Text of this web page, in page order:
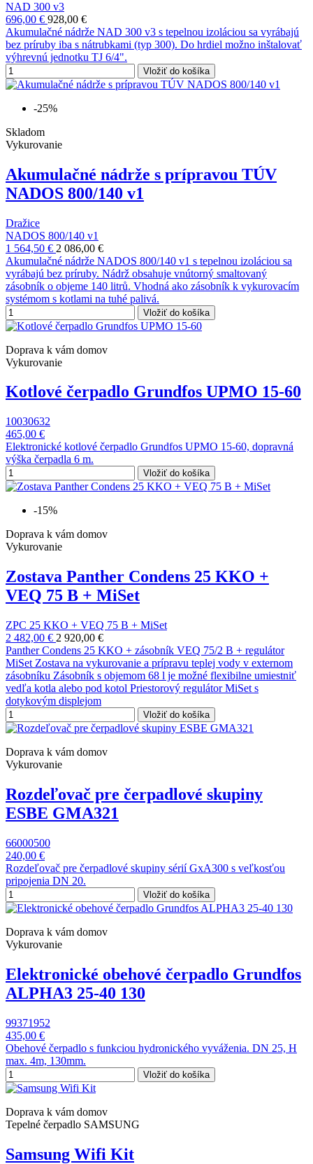
NAD 300 v3
696,00 € 928,00 €
Akumulačné nádrže NAD 300 v3 s tepelnou izoláciou sa vyrábajú
bez príruby iba s nátrubkami (typ 300). Do hrdiel možno inštalovať
výhrevnú jednotku TJ 6/4".
Vložiť do košíka
-25%
Skladom
Vykurovanie
Akumulačné nádrže s prípravou TÚV
NADOS 800/140 v1
Dražice
NADOS 800/140 v1
1 564,50 € 2 086,00 €
Akumulačné nádrže NADOS 800/140 v1 s tepelnou izoláciou sa
vyrábajú bez príruby. Nádrž obsahuje vnútorný smaltovaný
zásobník o objeme 140 litrů. Vhodná ako zásobník k vykurovacím
systémom s kotlami na tuhé palivá.
Vložiť do košíka
Doprava k vám domov
Vykurovanie
Kotlové čerpadlo Grundfos UPMO 15-60
10030632
465,00 €
Elektronické kotlové čerpadlo Grundfos UPMO 15-60, dopravná
výška čerpadla 6 m.
Vložiť do košíka
-15%
Doprava k vám domov
Vykurovanie
Zostava Panther Condens 25 KKO +
VEQ 75 B + MiSet
ZPC 25 KKO + VEQ 75 B + MiSet
2 482,00 € 2 920,00 €
Panther Condens 25 KKO + zásobník VEQ 75/2 B + regulátor
MiSet Zostava na vykurovanie a prípravu teplej vody v externom
zásobníku Zásobník s objemom 68 l je možné flexibilne umiestniť
vedľa kotla alebo pod kotol Priestorový regulátor MiSet s
dotykovým displejom
Vložiť do košíka
Doprava k vám domov
Vykurovanie
Rozdeľovač pre čerpadlové skupiny
ESBE GMA321
66000500
240,00 €
Rozdeľovač pre čerpadlové skupiny sérií GxA300 s veľkosťou
pripojenia DN 20.
Vložiť do košíka
Doprava k vám domov
Vykurovanie
Elektronické obehové čerpadlo Grundfos
ALPHA3 25-40 130
99371952
435,00 €
Obehové čerpadlo s funkciou hydronického vyváženia. DN 25, H
max. 4m, 130mm.
Vložiť do košíka
Doprava k vám domov
Tepelné čerpadlo SAMSUNG
Samsung Wifi Kit